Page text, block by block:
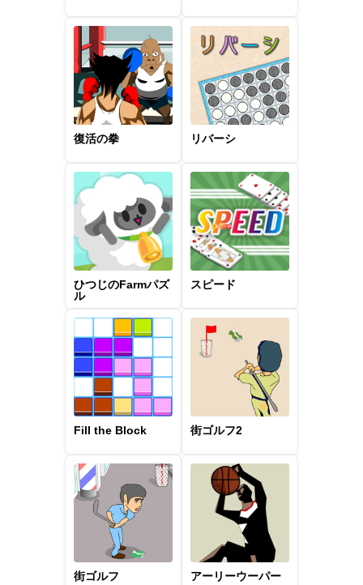
復活の拳 リバーシ
ひつじのFarmパズ
ル
スピード
Fill the Block 街ゴルフ2
街ゴルフ アーリーウーパー